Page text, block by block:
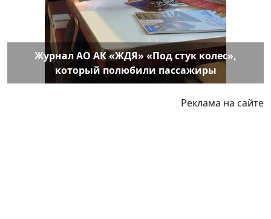
Журнал АО АК «ЖДЯ» «Под стук колес»,
который полюбили пассажиры
Реклама на сайте